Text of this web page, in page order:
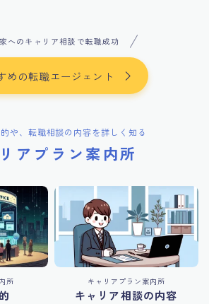
へのキャリア相談で転職成功
めの転職エージェント
や、転職相談の内容を詳しく知る
アプラン案内所
所 キャリアプラン案内所
キャリア相談の内容